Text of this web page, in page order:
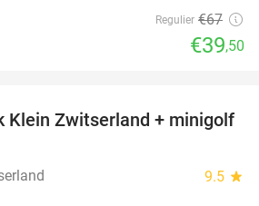
Regulier €67
€39,50
38%
Klein Zwitserland + minigolf
9.5 star